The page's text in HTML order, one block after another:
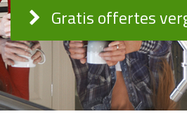
Gratis offertes